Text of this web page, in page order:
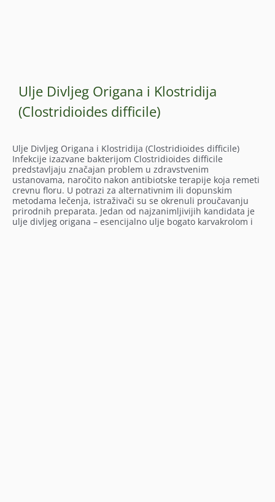
Ulje Divljeg Origana i Klostridija
(Clostridioides difficile)
Ulje Divljeg Origana i Klostridija (Clostridioides difficile)
Infekcije izazvane bakterijom Clostridioides difficile
predstavljaju značajan problem u zdravstvenim
ustanovama, naročito nakon antibiotske terapije koja remeti
crevnu floru. U potrazi za alternativnim ili dopunskim
metodama lečenja, istraživači su se okrenuli proučavanju
prirodnih preparata. Jedan od najzanimljivijih kandidata je
ulje divljeg origana – esencijalno ulje bogato karvakrolom i